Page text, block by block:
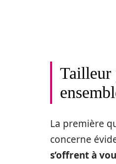
Tailleur
La première
concerne
s’offrent à